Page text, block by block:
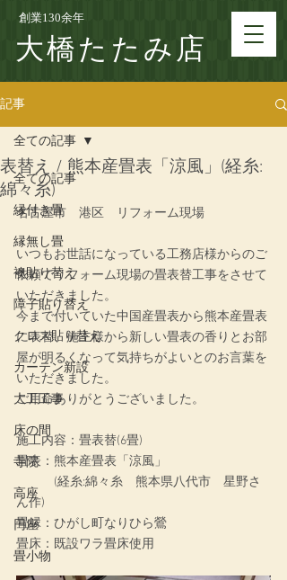
創業130余年
大橋たたみ店
記事
全ての記事
縁付き畳
縁無し畳
襖貼り替え
障子貼り替え
クロス貼り替え
カーテン新設
大工工事
床の間
寺院
高座
円座
畳小物
全ての記事
表替え / 熊本産畳表「涼風」(経糸:
綿々糸)
名古屋市　港区　リフォーム現場
いつもお世話になっている工務店様からのご
依頼でリフォーム現場の畳表替工事をさせて
いただきました。
今まで付いていた中国産畳表から熊本産畳表
に表替、施主様から新しい畳表の香りとお部
屋が明るくなって気持ちがよいとのお言葉を
いただきました。
ご用命ありがとうございました。
施工内容：畳表替(6畳)
畳表：熊本産畳表「涼風」
(経糸:綿々糸　熊本県八代市　星野さ
ん作)
畳縁：ひがし町なりひら鶯
畳床：既設ワラ畳床使用